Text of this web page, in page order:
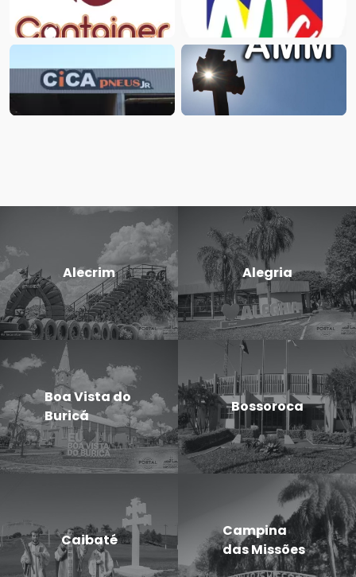
Alecrim Alegria
Boa Vista do
Buricá
Bossoroca
Caibaté
Campina
das Missões